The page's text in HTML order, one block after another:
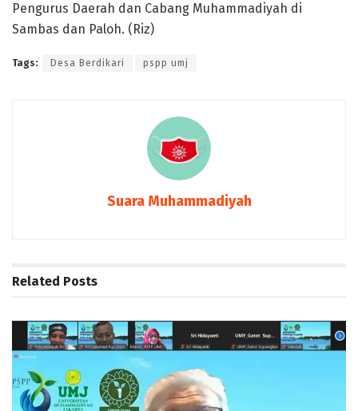
Pengurus Daerah dan Cabang Muhammadiyah di
Sambas dan Paloh. (Riz)
Tags: Desa Berdikari pspp umj
Suara Muhammadiyah
Related Posts